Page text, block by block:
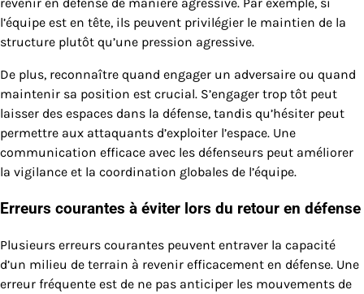
l’équipe est en tête, ils peuvent privilégier le maintien de la
structure plutôt qu’une pression agressive.
De plus, reconnaître quand engager un adversaire ou quand
maintenir sa position est crucial. S’engager trop tôt peut
laisser des espaces dans la défense, tandis qu’hésiter peut
permettre aux attaquants d’exploiter l’espace. Une
communication efficace avec les défenseurs peut améliorer
la vigilance et la coordination globales de l’équipe.
Erreurs courantes à éviter lors du retour en défense
Plusieurs erreurs courantes peuvent entraver la capacité
d’un milieu de terrain à revenir efficacement en défense. Une
erreur fréquente est de ne pas anticiper les mouvements de